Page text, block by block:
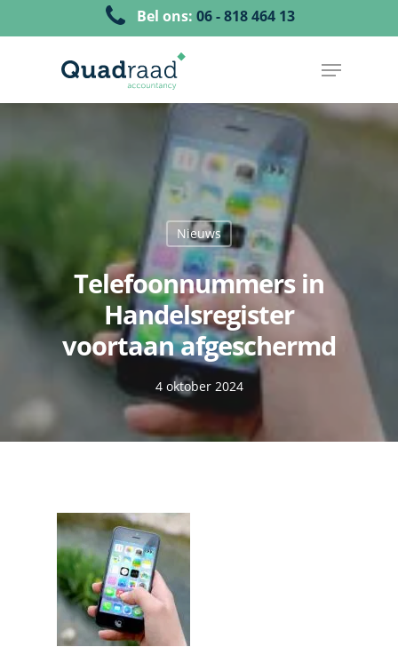
Bel ons: 06 - 818 464 13
Nieuws
Telefoonnummers in
Handelsregister
voortaan afgeschermd
4 oktober 2024